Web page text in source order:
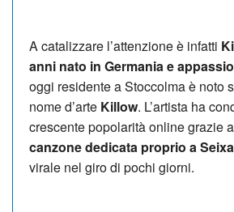
A catalizzare l’attenzione è infatti
anni nato in Germania e
oggi residente a Stoccolma è noto
nome d’arte Killow. L’artista ha
crescente popolarità online grazie a
canzone dedicata proprio a
virale nel giro di pochi giorni.